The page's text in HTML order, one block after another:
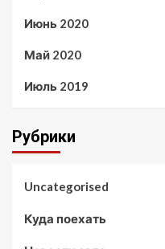
Июнь 2020
Май 2020
Июль 2019
Рубрики
Uncategorised
Куда поехать